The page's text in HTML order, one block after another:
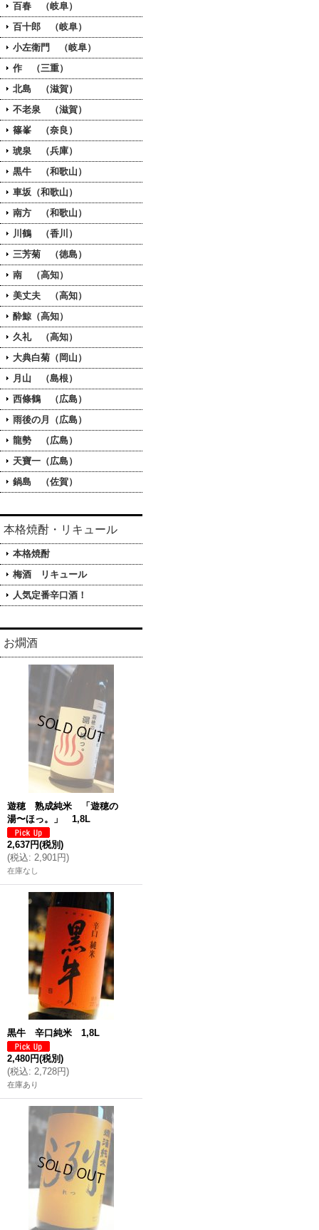
百春 （岐阜）
百十郎 （岐阜）
小左衛門 （岐阜）
作 （三重）
北島 （滋賀）
不老泉 （滋賀）
篠峯 （奈良）
琥泉 （兵庫）
黒牛 （和歌山）
車坂（和歌山）
南方 （和歌山）
川鶴 （香川）
三芳菊 （徳島）
南 （高知）
美丈夫 （高知）
酔鯨（高知）
久礼 （高知）
大典白菊（岡山）
月山 （島根）
西條鶴 （広島）
雨後の月（広島）
龍勢 （広島）
天寶一（広島）
鍋島 （佐賀）
本格焼酎・リキュール
本格焼酎
梅酒 リキュール
人気定番辛口酒！
お燗酒
遊穂 熟成純米 「遊穂の
湯〜ほっ。」 1,8L
2,637円(税別)
(税込: 2,901円)
在庫なし
黒牛 辛口純米 1,8L
2,480円(税別)
(税込: 2,728円)
在庫あり